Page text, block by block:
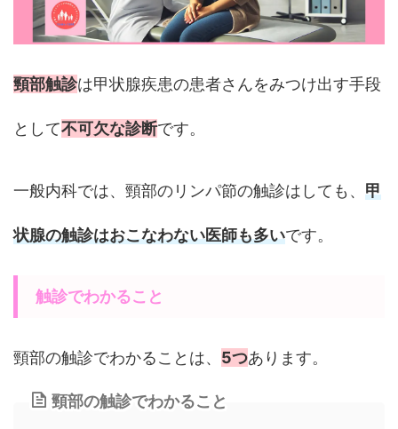
頸部触診は甲状腺疾患の患者さんをみつけ出す手段
として不可欠な診断です。
一般内科では、頸部のリンパ節の触診はしても、 甲
状腺の触診はおこなわない医師も多いです。
触診でわかること
頸部の触診でわかることは、 5つあります。
頸部の触診でわかること